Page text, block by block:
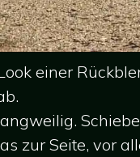
einer
zur Seite, vor